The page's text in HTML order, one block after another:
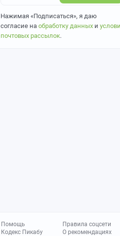
Нажимая «Подписаться», я даю
согласие на обработку данных и
почтовых рассылок.
Помощь
Кодекс Пикабу
Правила соцсети
О рекомендациях